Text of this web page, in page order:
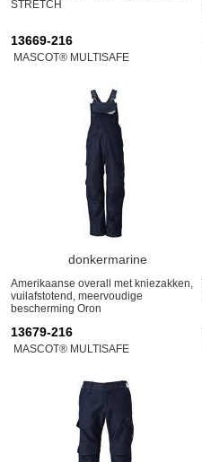
STRETCH
13669-216
MASCOT® MULTISAFE
donkermarine
Amerikaanse overall met kniezakken,
vuilafstotend, meervoudige
bescherming Oron
13679-216
MASCOT® MULTISAFE